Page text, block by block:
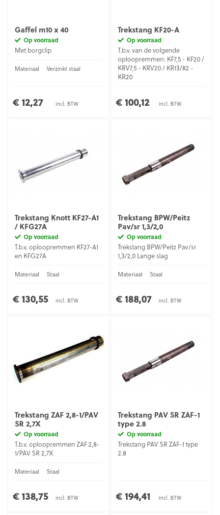
Gaffel m10 x 40
Op voorraad
Met borgclip
Materiaal Verzinkt staal
€ 12,27 incl. BTW
Trekstang KF20-A
Op voorraad
T.b.v. van de volgende
oploopremmen: KF7,5 - KF20 /
KRV7,5 - KRV20 / KR13/82 -
KR20
€ 100,12 incl. BTW
Trekstang Knott KF27-A1
/ KFG27A
Op voorraad
T.b.v. oploopremmen KF27-A1
en KFG27A
Materiaal Staal
€ 130,55 incl. BTW
Trekstang BPW/Peitz
Pav/sr 1,3/2,0
Op voorraad
Trekstang BPW/Peitz Pav/sr
1,3/2,0 Lange slag
Materiaal Staal
€ 188,07 incl. BTW
Trekstang ZAF 2,8-1/PAV
SR 2,7X
Op voorraad
T.b.v. oploopremmen ZAF 2,8-
1/PAV SR 2,7X
Materiaal Staal
€ 138,75 incl. BTW
Trekstang PAV SR ZAF-1
type 2.8
Op voorraad
Trekstang PAV SR ZAF-1 type
2.8
€ 194,41 incl. BTW